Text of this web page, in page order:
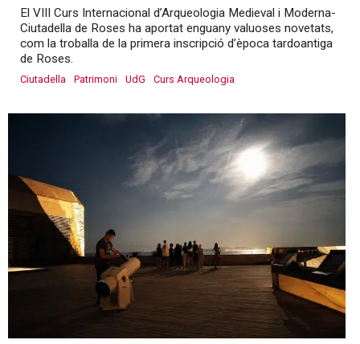
El VIII Curs Internacional d’Arqueologia Medieval i Moderna-
Ciutadella de Roses ha aportat enguany valuoses novetats,
com la troballa de la primera inscripció d’època tardoantiga
de Roses.
Ciutadella Patrimoni UdG Curs Arqueologia